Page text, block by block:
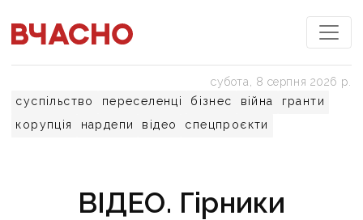
суспільство переселенці бізнес війна
гранти
корупція
нардепи відео спецпроєкти
субота, 8 серпня 2026 р.
ВІДЕО. Гірники